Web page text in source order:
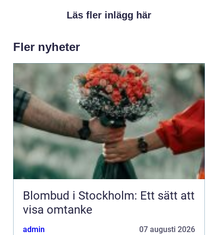
Läs fler inlägg här
Fler nyheter
Blombud i Stockholm: Ett sätt att
visa omtanke
admin 07 augusti 2026